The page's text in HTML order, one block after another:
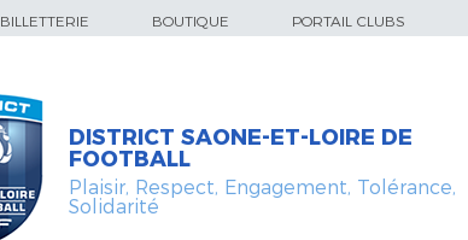
BILLETTERIE BOUTIQUE PORTAIL CLUBS
DISTRICT SAONE-ET-LOIRE DE
FOOTBALL
Plaisir, Respect, Engagement, Tolérance,
Solidarité